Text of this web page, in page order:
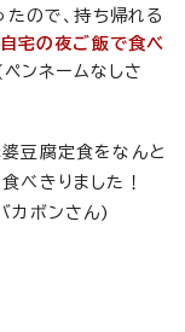
ので、持ち帰れる
宅の夜ご飯で食べ
ンネームなしさ
豆腐定食をなんと
べきりました！
カボンさん)